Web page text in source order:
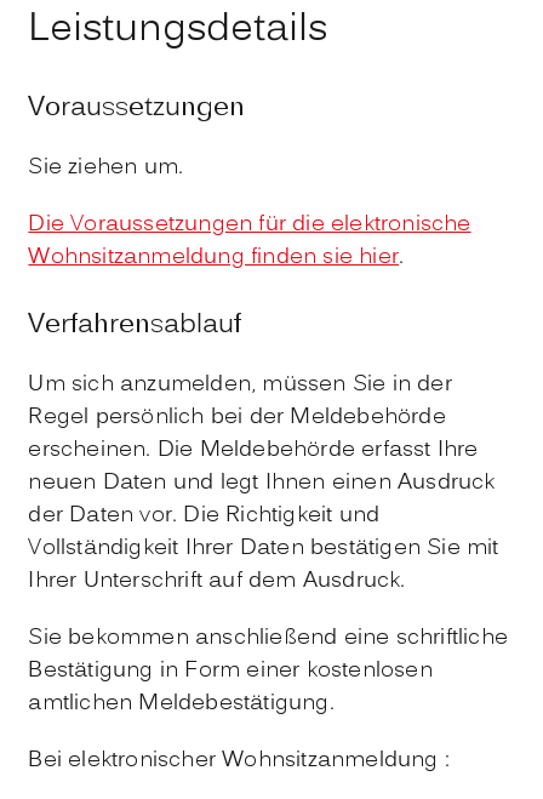
Leistungsdetails
Voraussetzungen
Sie ziehen um.
Die Voraussetzungen für die elektronische
Wohnsitzanmeldung finden sie hier.
Verfahrensablauf
Um sich anzumelden, müssen Sie in der
Regel persönlich bei der Meldebehörde
erscheinen. Die Meldebehörde erfasst Ihre
neuen Daten und legt Ihnen einen Ausdruck
der Daten vor. Die Richtigkeit und
Vollständigkeit Ihrer Daten bestätigen Sie mit
Ihrer Unterschrift auf dem Ausdruck.
Sie bekommen anschließend eine schriftliche
Bestätigung in Form einer kostenlosen
amtlichen Meldebestätigung.
Bei elektronischer Wohnsitzanmeldung :